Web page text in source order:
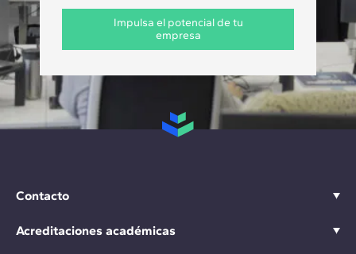
Impulsa el potencial de tu
empresa
Contacto
Acreditaciones académicas